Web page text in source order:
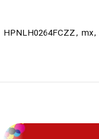
HPNLH0264FCZZ, mx,